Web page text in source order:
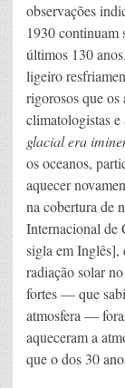
observações
1930 continuam
últimos 130
ligeiro
rigorosos que
climatologistas
glacial era
os oceanos,
aquecer
na cobertura de
Internacional de
sigla em Inglês],
radiação solar
fortes — que
atmosfera —
aqueceram a
que o dos 30